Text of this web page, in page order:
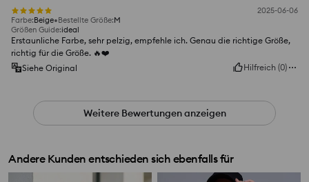
2025-06-06
Farbe:Beige Bestellte Größe:M
Größen Guide:ideal
Erstaunliche Farbe, sehr pelzig, empfehle ich. Genau die richtige Größe,
richtig für die Größe. 🔥❤️
Siehe Original
Hilfreich (0)
Weitere Bewertungen anzeigen
Andere Kunden entschieden sich ebenfalls für